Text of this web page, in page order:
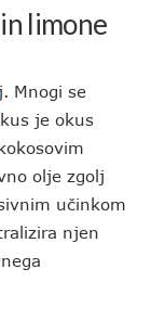
limone
Mnogi se
je okus
olje zgolj
učinkom
njen